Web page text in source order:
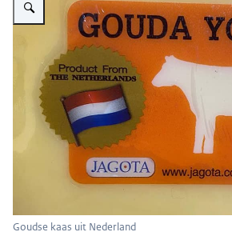
Goudse kaas uit Nederland